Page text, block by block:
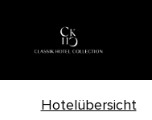
Hotelübersicht